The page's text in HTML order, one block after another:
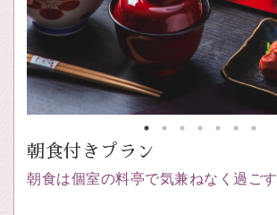
朝食付きプラン
朝食は個室の料亭で気兼ねなく過ごす